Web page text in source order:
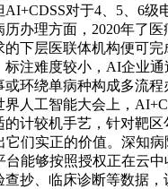
对于4、5、6级
办理方面，2020年了
的下层医联体机构便可完
标注难度较小，AI企业通
环绕单病种构成多流程
人工智能大会上，
计较机手艺，针对靶区
们实正的价值。深知病
能够按照授权正在云
抄、临床诊断等数据，